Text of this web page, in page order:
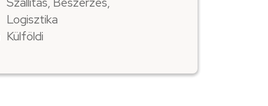
Logisztika
Külföldi